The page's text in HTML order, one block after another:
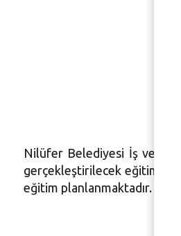
Nilüfer Belediyesi İş ve
gerçekleştirilecek eğitim,
eğitim planlanmaktadır.